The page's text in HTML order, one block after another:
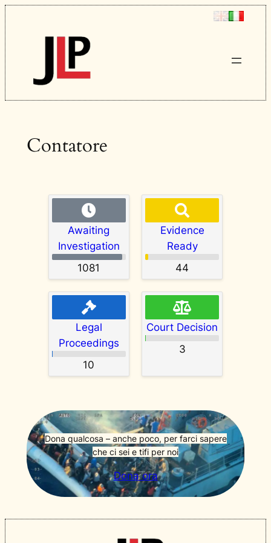
Vai
al
contenuto
Contatore
Awaiting
Investigation
1081
Evidence
Ready
44
Legal
Proceedings
10
Court Decision
3
Dona qualcosa – anche poco, per farci sapere
che ci sei e tifi per noi
Dona ora